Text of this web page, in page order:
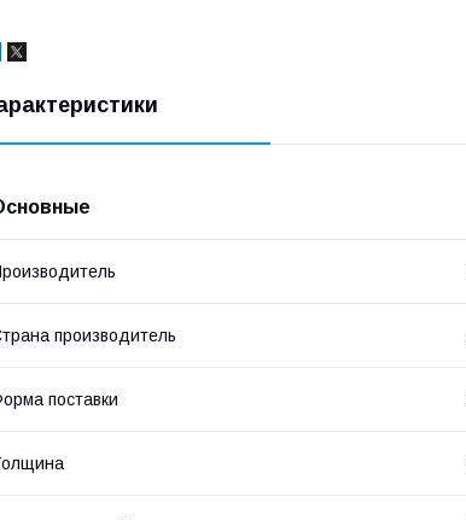
производитель
поставки